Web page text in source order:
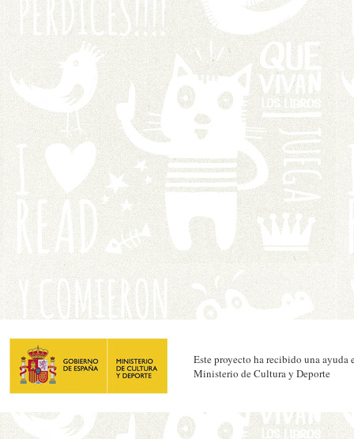
Este proyecto ha recibido una ayuda
Ministerio de Cultura y Deporte